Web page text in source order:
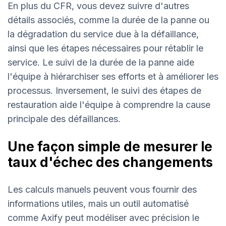
En plus du CFR, vous devez suivre d'autres
détails associés, comme la durée de la panne ou
la dégradation du service due à la défaillance,
ainsi que les étapes nécessaires pour rétablir le
service. Le suivi de la durée de la panne aide
l'équipe à hiérarchiser ses efforts et à améliorer les
processus. Inversement, le suivi des étapes de
restauration aide l'équipe à comprendre la cause
principale des défaillances.
Une façon simple de mesurer le
taux d'échec des changements
Les calculs manuels peuvent vous fournir des
informations utiles, mais un outil automatisé
comme Axify peut modéliser avec précision le